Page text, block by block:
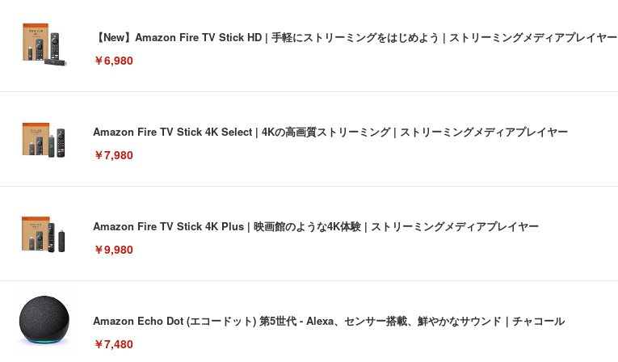
【New】Amazon Fire TV Stick HD | 手軽にストリーミングをはじめよう | ストリーミングメディアプレイヤー
￥6,980
Amazon Fire TV Stick 4K Select | 4Kの高画質ストリーミング | ストリーミングメディアプレイヤー
￥7,980
Amazon Fire TV Stick 4K Plus | 映画館のような4K体験 | ストリーミングメディアプレイヤー
￥9,980
Amazon Echo Dot (エコードット) 第5世代 - Alexa、センサー搭載、鮮やかなサウンド｜チャコール
￥7,480